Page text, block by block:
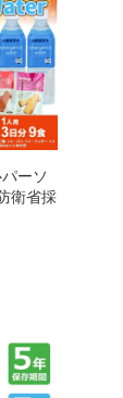
ーソ
衛省採